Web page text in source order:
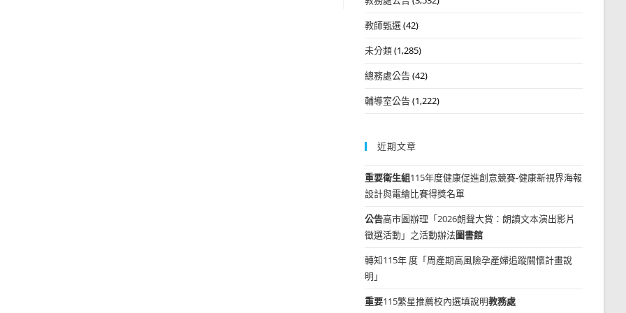
教師甄選(42)
未分類(1,285)
總務處公告(42)
輔導室公告(1,222)
近期文章
重要衛生組115年度健康促進創意競賽-健康新視界海報
設計與電繪比賽得獎名單
公告高市圖辦理「2026朗聲大賞：朗讀文本演出影片
徵選活動」之活動辦法圖書館
轉知115年 度「周產期高風險孕產婦追蹤關懷計畫說
明」
重要115繁星推薦校內選填說明教務處